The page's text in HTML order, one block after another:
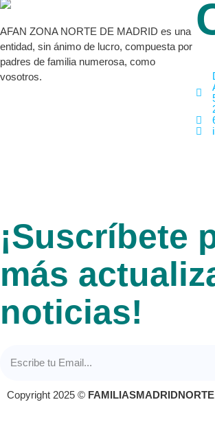
AFAN ZONA NORTE DE MADRID es una
entidad, sin ánimo de lucro, compuesta por
padres de familia numerosa, como
vosotros.
¡Suscríbete
más
noticias!
Copyright 2025 ©